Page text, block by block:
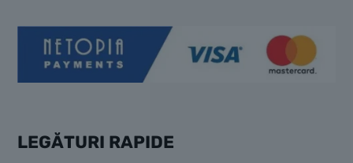
LEGĂTURI RAPIDE